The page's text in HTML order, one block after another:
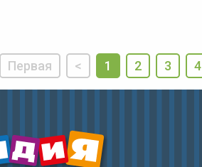
Первая < 1 2 3 4